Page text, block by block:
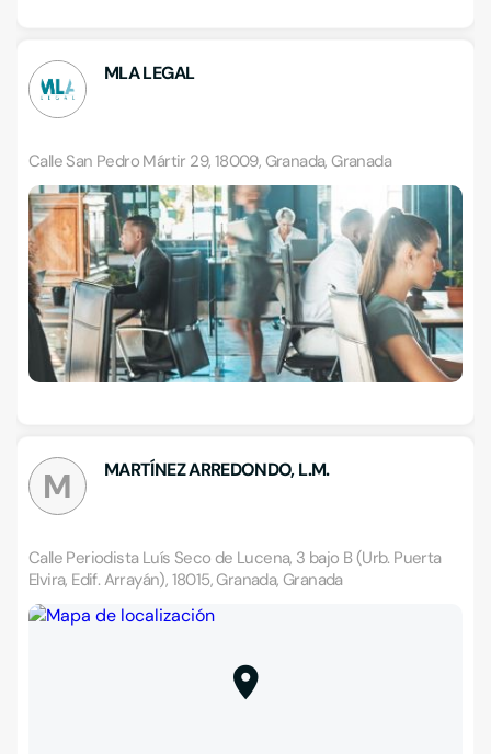
MLA LEGAL
Calle San Pedro Mártir 29, 18009, Granada, Granada
M MARTÍNEZ ARREDONDO, L.M.
Calle Periodista Luís Seco de Lucena, 3 bajo B (Urb. Puerta
Elvira, Edif. Arrayán), 18015, Granada, Granada